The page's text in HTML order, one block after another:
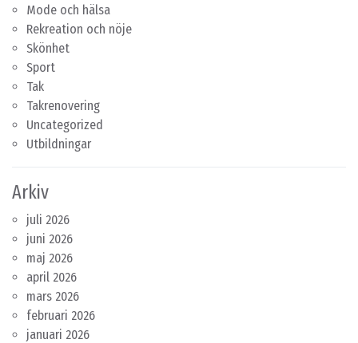
Mode och hälsa
Rekreation och nöje
Skönhet
Sport
Tak
Takrenovering
Uncategorized
Utbildningar
Arkiv
juli 2026
juni 2026
maj 2026
april 2026
mars 2026
februari 2026
januari 2026